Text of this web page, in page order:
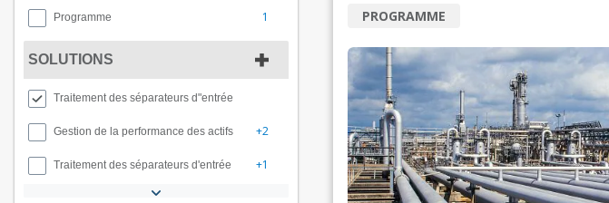
Programme 1
SOLUTIONS
Traitement des séparateurs d"entrée​​​​​​​
Gestion de la performance des actifs +2
Traitement des séparateurs d'entrée​​​​​​​ +1
PROGRAMME